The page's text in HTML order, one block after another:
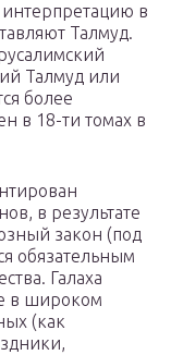
в
Талмуд.
Талмуд или
более
в 18-ти томах в
в результате
закон (под
обязательным
Галаха
в широком
(как